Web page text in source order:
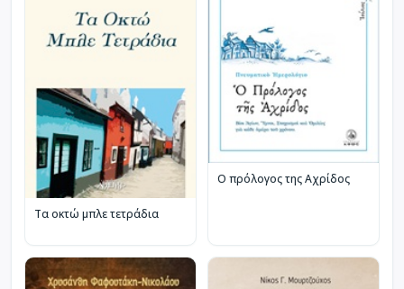
Τα οκτώ μπλε τετράδια
Ο πρόλογος της Αχρίδος